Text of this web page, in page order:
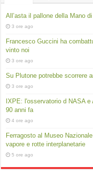
All’asta il pallone della Mano
3 ore ago
Francesco Guccini ha
vinto noi
3 ore ago
Su Plutone potrebbe scorrere
3 ore ago
IXPE: l'osservatorio d NASA
90 anni fa
4 ore ago
Ferragosto al Museo
vapore e rotte interplanetarie
5 ore ago